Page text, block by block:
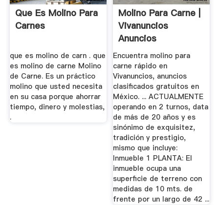
Que Es Molino Para
Carnes
que es molino de carn . que
es molino de carne Molino
de Carne. Es un práctico
molino que usted necesita
en su casa porque ahorrar
tiempo, dinero y molestias,
.
Molino Para Carne |
Vivanuncios
Anuncios
Clasificados Gratis
Encuentra molino para
carne rápido en
Vivanuncios, anuncios
clasificados gratuitos en
México. ... ACTUALMENTE
operando en 2 turnos, data
de más de 20 años y es
sinónimo de exquisitez,
tradición y prestigio,
mismo que incluye:
Inmueble 1 PLANTA: El
inmueble ocupa una
superficie de terreno con
medidas de 10 mts. de
frente por un largo de 42 ...